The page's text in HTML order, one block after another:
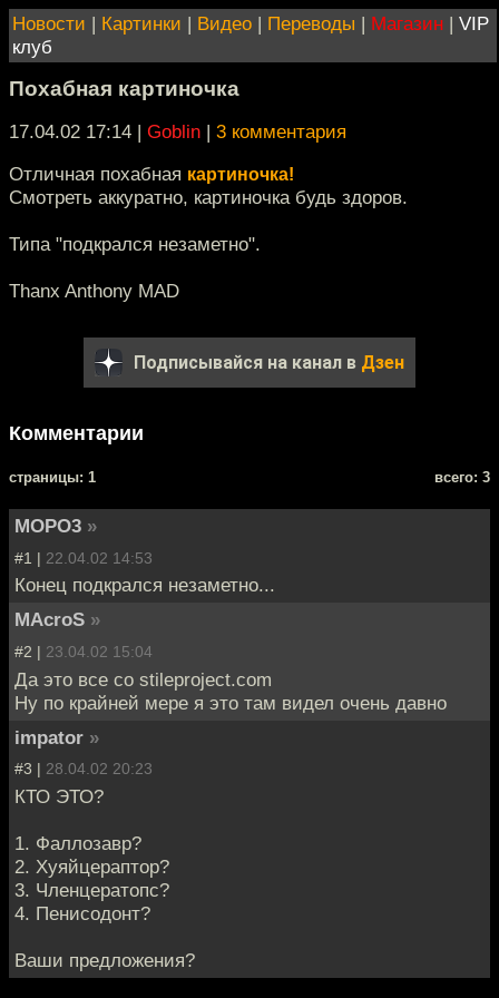
Новости | Картинки | Видео | Переводы | Магазин | VIP
клуб
Похабная картиночка
17.04.02 17:14 | Goblin | 3 комментария
Отличная похабная картиночка!
Смотреть аккуратно, картиночка будь здоров.
Типа "подкрался незаметно".
Thanx Anthony MAD
Подписывайся на канал в Дзен
Комментарии
cтраницы: 1 всего: 3
MOPO3 »
#1 | 22.04.02 14:53
Конец подкрался незаметно...
MAcroS »
#2 | 23.04.02 15:04
Да это все со stileproject.com
Ну по крайней мере я это там видел очень давно
impator »
#3 | 28.04.02 20:23
КТО ЭТО?
1. Фаллозавр?
2. Хуяйцераптор?
3. Членцератопс?
4. Пенисодонт?
Ваши предложения?